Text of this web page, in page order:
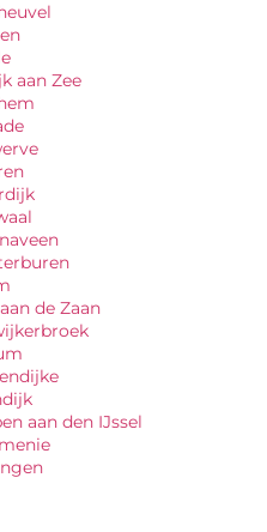
aan Zee
de Zaan
aan den IJssel